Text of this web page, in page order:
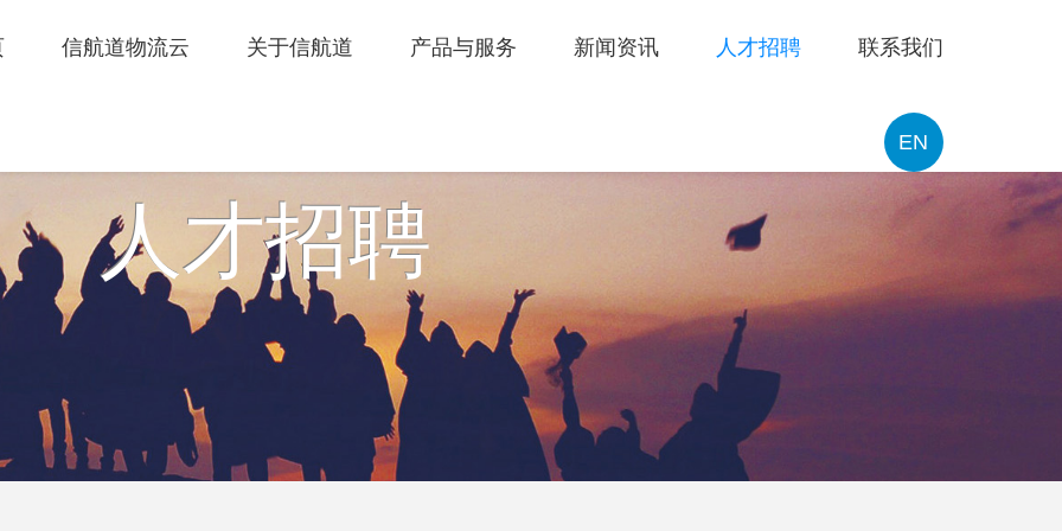
信航道物流云 关于信航道 产品与服务 新闻资讯 人才招聘 联系我们
EN
人才招聘